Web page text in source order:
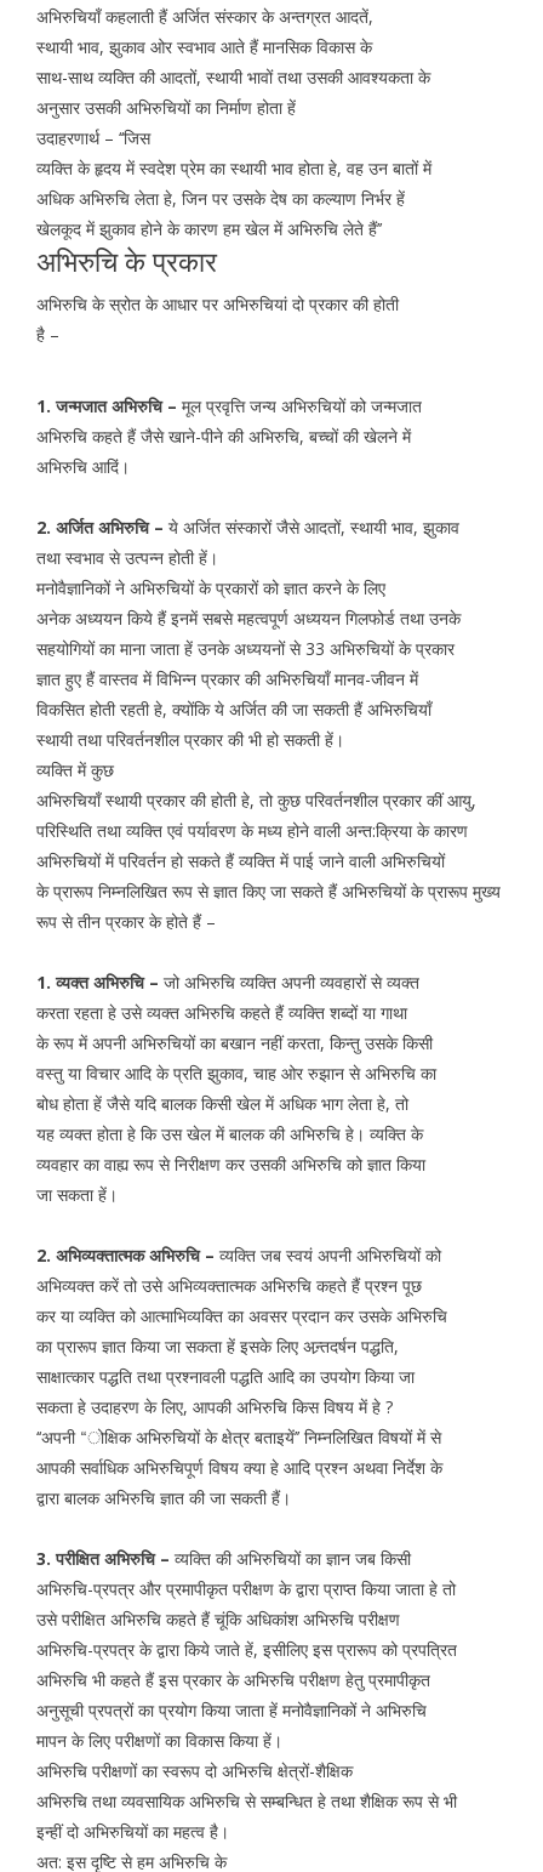
अभिरुचियाँ कहलाती हैं अर्जित संस्कार के अन्तग्रत आदतें,
स्थायी भाव, झुकाव ओर स्वभाव आते हैं मानसिक विकास के
साथ-साथ व्यक्ति की आदतों, स्थायी भावों तथा उसकी आवश्यकता के
अनुसार उसकी अभिरुचियों का निर्माण होता हें
उदाहरणार्थ – ‘‘जिस
व्यक्ति के हृदय में स्वदेश प्रेम का स्थायी भाव होता हे, वह उन बातों में
अधिक अभिरुचि लेता हे, जिन पर उसके देष का कल्याण निर्भर हें
खेलकूद में झुकाव होने के कारण हम खेल में अभिरुचि लेते हैं’’
अभिरुचि के प्रकार
अभिरुचि के स्रोत के आधार पर अभिरुचियां दो प्रकार की होती
है –
1. जन्मजात अभिरुचि – मूल प्रवृत्ति जन्य अभिरुचियों को जन्मजात
अभिरुचि कहते हैं जैसे खाने-पीने की अभिरुचि, बच्चों की खेलने में
अभिरुचि आदिं।
2. अर्जित अभिरुचि – ये अर्जित संस्कारों जैसे आदतों, स्थायी भाव, झुकाव
तथा स्वभाव से उत्पन्न होती हें।
मनोवैज्ञानिकों ने अभिरुचियों के प्रकारों को ज्ञात करने के लिए
अनेक अध्ययन किये हैं इनमें सबसे महत्वपूर्ण अध्ययन गिलफोर्ड तथा उनके
सहयोगियों का माना जाता हें उनके अध्ययनों से 33 अभिरुचियों के प्रकार
ज्ञात हुए हैं वास्तव में विभिन्न प्रकार की अभिरुचियाँ मानव-जीवन में
विकसित होती रहती हे, क्योंकि ये अर्जित की जा सकती हैं अभिरुचियाँ
स्थायी तथा परिवर्तनशील प्रकार की भी हो सकती हें।
व्यक्ति में कुछ
अभिरुचियाँ स्थायी प्रकार की होती हे, तो कुछ परिवर्तनशील प्रकार कीं आयु,
परिस्थिति तथा व्यक्ति एवं पर्यावरण के मध्य होने वाली अन्त:क्रिया के कारण
अभिरुचियों में परिवर्तन हो सकते हैं व्यक्ति में पाई जाने वाली अभिरुचियों
के प्रारूप निम्नलिखित रूप से ज्ञात किए जा सकते हैं अभिरुचियों के प्रारूप मुख्य
रूप से तीन प्रकार के होते हैं –
1. व्यक्त अभिरुचि – जो अभिरुचि व्यक्ति अपनी व्यवहारों से व्यक्त
करता रहता हे उसे व्यक्त अभिरुचि कहते हैं व्यक्ति शब्दों या गाथा
के रूप में अपनी अभिरुचियों का बखान नहीं करता, किन्तु उसके किसी
वस्तु या विचार आदि के प्रति झुकाव, चाह ओर रुझान से अभिरुचि का
बोध होता हें जैसे यदि बालक किसी खेल में अधिक भाग लेता हे, तो
यह व्यक्त होता हे कि उस खेल में बालक की अभिरुचि हे। व्यक्ति के
व्यवहार का वाह्य रूप से निरीक्षण कर उसकी अभिरुचि को ज्ञात किया
जा सकता हें।
2. अभिव्यक्तात्मक अभिरुचि – व्यक्ति जब स्वयं अपनी अभिरुचियों को
अभिव्यक्त करें तो उसे अभिव्यक्तात्मक अभिरुचि कहते हैं प्रश्न पूछ
कर या व्यक्ति को आत्माभिव्यक्ति का अवसर प्रदान कर उसके अभिरुचि
का प्रारूप ज्ञात किया जा सकता हें इसके लिए अन्र्तदर्षन पद्धति,
साक्षात्कार पद्धति तथा प्रश्नावली पद्धति आदि का उपयोग किया जा
सकता हे उदाहरण के लिए, आपकी अभिरुचि किस विषय में हे ?
‘‘अपनी “ोक्षिक अभिरुचियों के क्षेत्र बताइयें’’ निम्नलिखित विषयों में से
आपकी सर्वाधिक अभिरुचिपूर्ण विषय क्या हे आदि प्रश्न अथवा निर्देश के
द्वारा बालक अभिरुचि ज्ञात की जा सकती हैं।
3. परीक्षित अभिरुचि – व्यक्ति की अभिरुचियों का ज्ञान जब किसी
अभिरुचि-प्रपत्र और प्रमापीकृत परीक्षण के द्वारा प्राप्त किया जाता हे तो
उसे परीक्षित अभिरुचि कहते हैं चूंकि अधिकांश अभिरुचि परीक्षण
अभिरुचि-प्रपत्र के द्वारा किये जाते हें, इसीलिए इस प्रारूप को प्रपत्रित
अभिरुचि भी कहते हैं इस प्रकार के अभिरुचि परीक्षण हेतु प्रमापीकृत
अनुसूची प्रपत्रों का प्रयोग किया जाता हें मनोवैज्ञानिकों ने अभिरुचि
मापन के लिए परीक्षणों का विकास किया हें।
अभिरुचि परीक्षणों का स्वरूप दो अभिरुचि क्षेत्रों-शैक्षिक
अभिरुचि तथा व्यवसायिक अभिरुचि से सम्बन्धित हे तथा शैक्षिक रूप से भी
इन्हीं दो अभिरुचियों का महत्व है।
अत: इस दृष्टि से हम अभिरुचि के